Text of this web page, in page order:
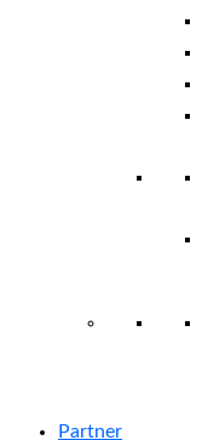
Partner